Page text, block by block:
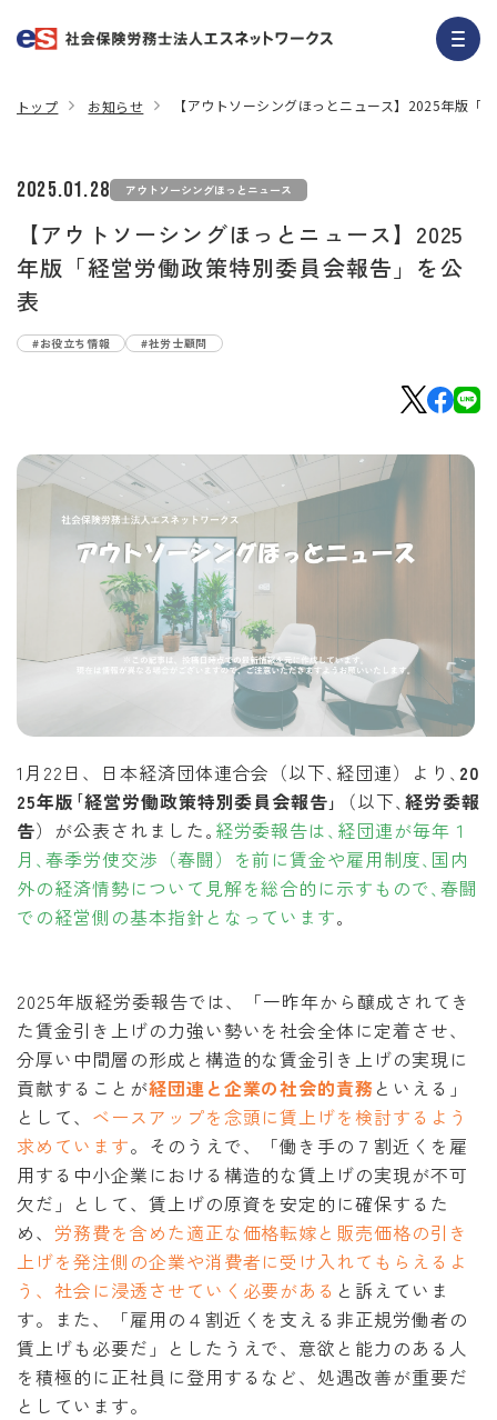
トップ お知らせ 【アウトソーシングほっとニュース】2025年版「
2025.01.28 アウトソーシングほっとニュース
【アウトソーシングほっとニュース】2025
年版「経営労働政策特別委員会報告」を公
表
#お役立ち情報 #社労士顧問
1月22日、日本経済団体連合会（以下､経団連）より､ 20
25年版｢経営労働政策特別委員会報告｣
（以下､経労委報
告）が公表されました｡ 経労委報告は､経団連が毎年１
月､春季労使交渉（春闘）を前に賃金や雇用制度､国内
外の経済情勢について見解を総合的に示すもので､春闘
での経営側の基本指針となっています｡
2025年版経労委報告では、「一昨年から醸成されてき
た賃金引き上げの力強い勢いを社会全体に定着させ、
分厚い中間層の形成と構造的な賃金引き上げの実現に
貢献することが経団連と企業の社会的責務といえる」
として、 ベースアップを念頭に賃上げを検討するよう
求めています。そのうえで、「働き手の７割近くを雇
用する中小企業における構造的な賃上げの実現が不可
欠だ」として、賃上げの原資を安定的に確保するた
め、 労務費を含めた適正な価格転嫁と販売価格の引き
上げを発注側の企業や消費者に受け入れてもらえるよ
う、社会に浸透させていく必要がある と訴えていま
す。また、「雇用の４割近くを支える非正規労働者の
賃上げも必要だ」としたうえで、意欲と能力のある人
を積極的に正社員に登用するなど、処遇改善が重要だ
としています。